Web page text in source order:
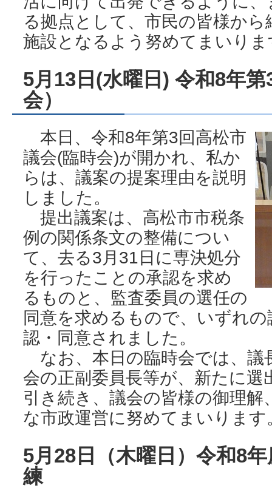
る拠点として、市民の皆様か
施設となるよう努めてまいりま
5月13日(水曜日) 令和8年
会）
本日、令和8年第3回高松市
議会(臨時会)が開かれ、私か
らは、議案の提案理由を説明
しました。
提出議案は、高松市市税条
例の関係条文の整備につい
て、去る3月31日に専決処分
を行ったことの承認を求め
るものと、監査委員の選任の
同意を求めるもので、いずれ
認・同意されました。
なお、本日の臨時会では、議
会の正副委員長等が、新たに
引き続き、議会の皆様の御理
な市政運営に努めてまいります
5月28日（木曜日）令和8
練